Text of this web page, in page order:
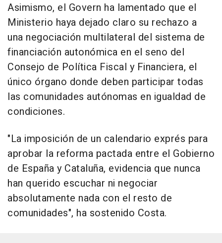
Asimismo, el Govern ha lamentado que el
Ministerio haya dejado claro su rechazo a
una negociación multilateral del sistema de
financiación autonómica en el seno del
Consejo de Política Fiscal y Financiera, el
único órgano donde deben participar todas
las comunidades autónomas en igualdad de
condiciones.
"La imposición de un calendario exprés para
aprobar la reforma pactada entre el Gobierno
de España y Cataluña, evidencia que nunca
han querido escuchar ni negociar
absolutamente nada con el resto de
comunidades", ha sostenido Costa.